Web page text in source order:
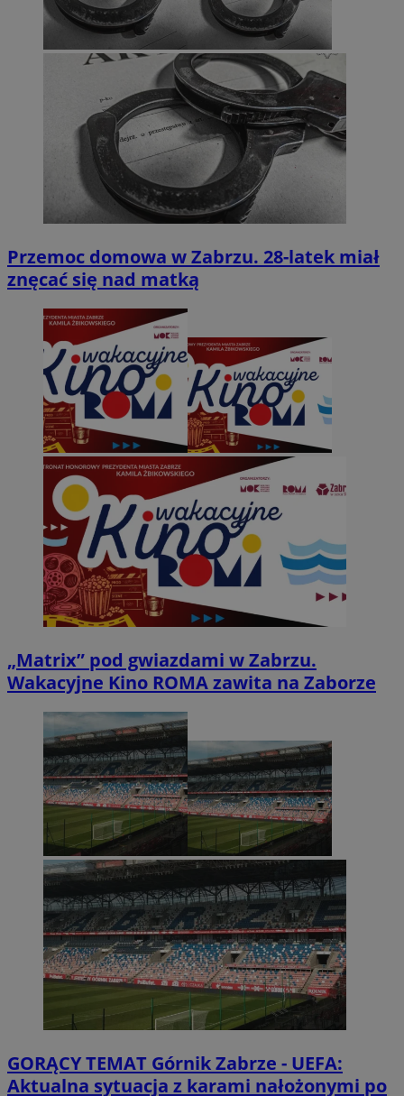
Przemoc domowa w Zabrzu. 28-latek miał
znęcać się nad matką
„Matrix” pod gwiazdami w Zabrzu.
Wakacyjne Kino ROMA zawita na Zaborze
GORĄCY TEMAT Górnik Zabrze - UEFA:
Aktualna sytuacja z karami nałożonymi po